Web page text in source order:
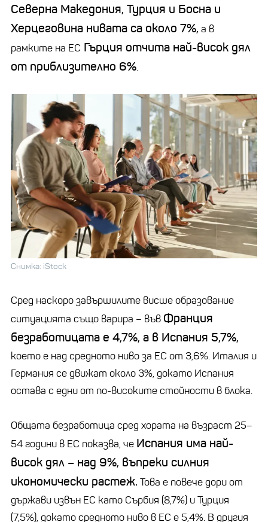
Северна Македония, Турция и Босна и
Херцеговина нивата са около 7%, а в
рамките на ЕС Гърция отчита най-висок дял
от приблизително 6%.
Снимка: iStock
Сред наскоро завършилите висше образование
ситуацията също варира – във Франция
безработицата е 4,7%, а в Испания 5,7%,
което е над средното ниво за ЕС от 3,6%. Италия и
Германия се движат около 3%, докато Испания
остава с едни от по-високите стойности в блока.
Общата безработица сред хората на възраст 25–
54 години в ЕС показва, че Испания има най-
висок дял – над 9%, въпреки силния
икономически растеж. Това е повече дори от
държави извън ЕС като Сърбия (8,7%) и Турция
(7,5%), докато средното ниво в ЕС е 5,4%. В другия